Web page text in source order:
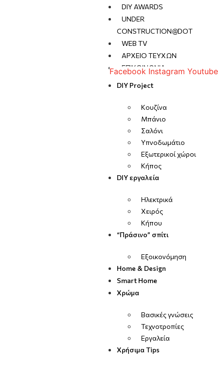
DIY AWARDS
UNDER
CONSTRUCTION@DOT
WEB TV
ΑΡΧΕΊΟ ΤΕΥΧΏΝ
ΕΠΙΚΟΙΝΩΝΊΑ
Facebook Instagram Youtube
DIY Project
Κουζίνα
Μπάνιο
Σαλόνι
Υπνοδωμάτιο
Εξωτερικοί χώροι
Κήπος
DIY εργαλεία
Ηλεκτρικά
Χειρός
Κήπου
“Πράσινο” σπίτι
Εξοικονόμηση
Home & Design
Smart Home
Χρώμα
Βασικές γνώσεις
Τεχνοτροπίες
Εργαλεία
Χρήσιμα Tips